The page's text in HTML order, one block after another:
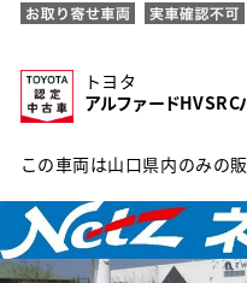
トヨタ
アルファードHV SR
この車両は山口県内のみの